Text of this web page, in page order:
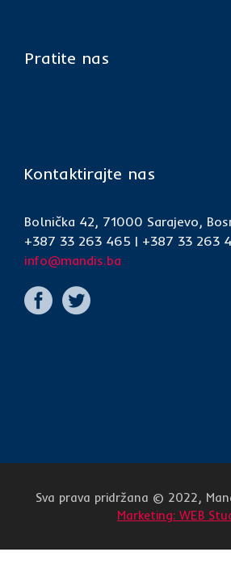
Pratite nas
Kontaktirajte nas
Bolnička 42, 71000 Sarajevo,
+387 33 263 465 | +387 33 263
info@mandis.ba
Sva prava pridržana © 2022,
Marketing: WEB